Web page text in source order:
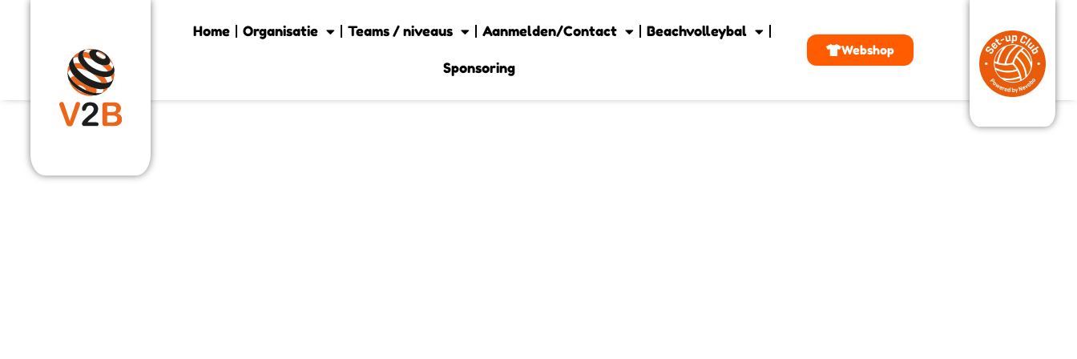
Home Organisatie Teams / niveaus Aanmelden/Contact Beachvolleybal
Sponsoring
Webshop